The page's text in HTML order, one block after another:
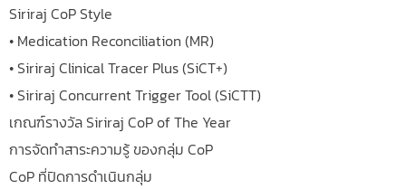
Siriraj CoP Style
• Medication Reconciliation (MR)
• Siriraj Clinical Tracer Plus (SiCT+)
• Siriraj Concurrent Trigger Tool (SiCTT)
เกณฑ์รางวัล Siriraj CoP of The Year
การจัดทำสาระความรู้ ของกลุ่ม CoP
CoP ที่ปิดการดำเนินกลุ่ม